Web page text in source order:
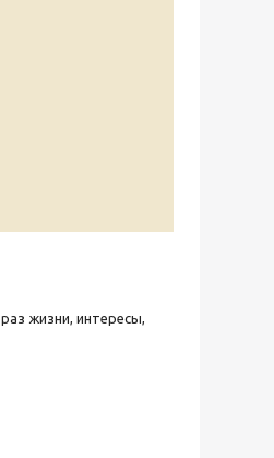
жизни, интересы,